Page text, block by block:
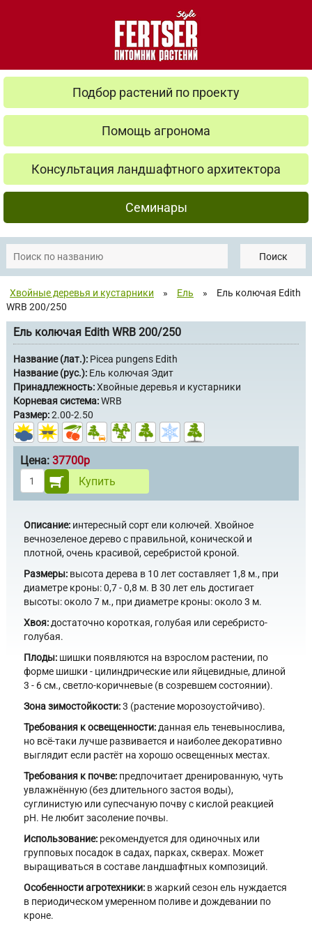
Подбор растений по проекту
Помощь агронома
Консультация ландшафтного архитектора
Семинары
Поиск
Хвойные деревья и кустарники » Ель »
Ель колючая Edith
WRB 200/250
Ель колючая Edith WRB 200/250
Название (лат.): Picea pungens Edith
Название (рус.): Ель колючая Эдит
Принадлежность:Хвойные деревья и кустарники
Корневая система:WRB
Размер:2.00-2.50
Цена: 37700р
Купить
Описание: интересный сорт ели колючей. Хвойное
вечнозеленое дерево с правильной, конической и
плотной, очень красивой, серебристой кроной.
Размеры: высота дерева в 10 лет составляет 1,8 м., при
диаметре кроны: 0,7 - 0,8 м. В 30 лет ель достигает
высоты: около 7 м., при диаметре кроны: около 3 м.
Хвоя:достаточно короткая, голубая или серебристо-
голубая.
Плоды: шишки появляются на взрослом растении, по
форме шишки - цилиндрические или яйцевидные, длиной
3 - 6 см., светло-коричневые (в созревшем состоянии).
Зона зимостойкости:3 (растение морозоустойчиво).
Требования к освещенности:данная ель теневынослива,
но всё-таки лучше развивается и наиболее декоративно
выглядит если растёт на хорошо освещенных местах.
Требования к почве: предпочитает дренированную, чуть
увлажнённую (без длительного застоя воды),
суглинистую или супесчаную почву с кислой реакцией
pH. Не любит засоление почвы.
Использование: рекомендуется для одиночных или
групповых посадок в садах, парках, скверах. Может
выращиваться в составе ландшафтных композиций.
Особенности агротехники: в жаркий сезон ель нуждается
в периодическом умеренном поливе и дождевании по
кроне.